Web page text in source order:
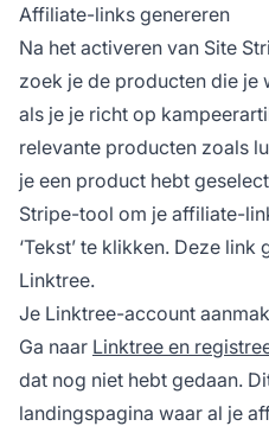
Affiliate-links genereren
Na het activeren van Site
zoek je de producten die je
als je je richt op
relevante producten zoals
je een product hebt
Stripe-tool om je affiliate-
‘Tekst’ te klikken. Deze
Linktree.
Je Linktree-account
Ga naar Linktree en
dat nog niet hebt gedaan.
landingspagina waar al je